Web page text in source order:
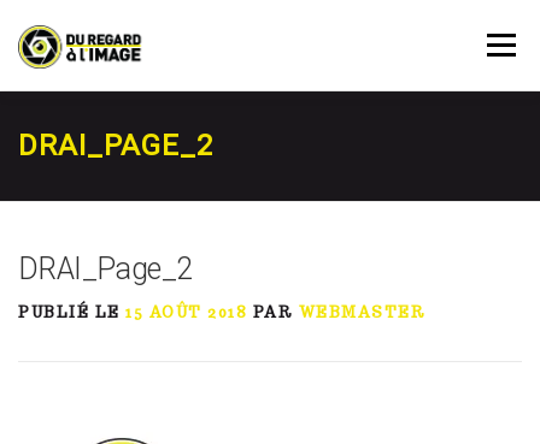
contenu
Menu
PRESTATIONS
CONTACT
DRAI_PAGE_2
DRAI_Page_2
PUBLIÉ LE 15 AOÛT 2018 PAR WEBMASTER